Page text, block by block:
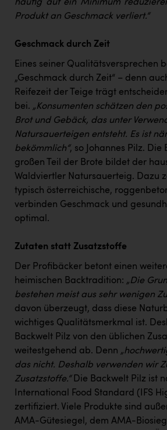
häufig auf ein Minimum
Produkt an Geschmack verliert.“
Geschmack durch Zeit
Eines seiner Qualitätsversprechen
„Geschmack durch Zeit“ – denn
Reifezeit der Teige trägt
bei. „Konsumenten schätzen den
Brot und Gebäck, das unter
Natursauerteigen entsteht. Es ist
bekömmlich“, so Johannes Pilz. Die
großen Teil der Brote bildet der
Waldviertler Natursauerteig. Dazu
typisch österreichische,
verbinden Geschmack und
optimal.
Zutaten statt Zusatzstoffe
Der Profibäcker betont einen
heimischen Backtradition: „Die
bestehen meist aus sehr wenigen
davon überzeugt, dass diese
wichtiges Qualitätsmerkmal ist.
Backwelt Pilz von den üblichen
weitestgehend ab. Denn
das nicht. Deshalb verwenden wir
Zusatzstoffe.“Die Backwelt Pilz ist
International Food Standard (IFS
zertifiziert. Viele Produkte sind
AMA-Gütesiegel, dem AMA-